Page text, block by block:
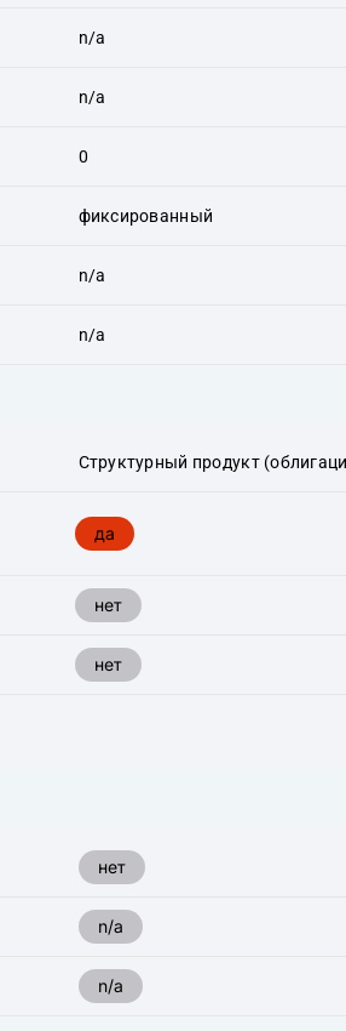
n/a
n/a
0
фиксированный
n/a
n/a
Структурный продукт
да
нет
нет
нет
n/a
n/a